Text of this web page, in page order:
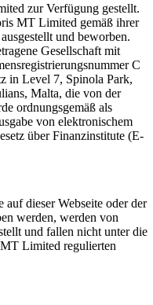
zur Verfügung gestellt.
MT Limited gemäß ihrer
und beworben.
Gesellschaft mit
C
in Level 7, Spinola Park,
Malta, die von der
ordnungsgemäß als
von elektronischem
über Finanzinstitute (E-
dieser Webseite oder der
werden, werden von
und fallen nicht unter die
Limited regulierten